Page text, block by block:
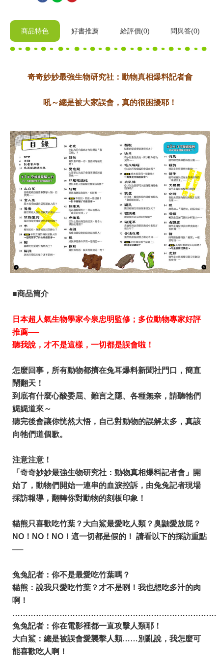
商品特色 好書推薦 給評價(0) 問與答(0)
奇奇妙妙最強生物研究社：動物真相爆料記者會
​吼～總是被大家誤會，真的很困擾耶！
■商品簡介
日本超人氣生物學家今泉忠明監修；多位動物專家好評
推薦──
聽我說，才不是這樣，一切都是誤會啦！
怎麼回事，所有動物都擠在兔耳爆料新聞社門口，簡直
鬧翻天！
到底有什麼心酸委屈、難言之隱、各種無奈，請聽牠們
娓娓道來～
聽完後會讓你恍然大悟，自己對動物的誤解太多，真該
向牠們道個歉。
注意注意！
「奇奇妙妙最強生物研究社：動物真相爆料記者會」開
始了，動物們開始一連串的血淚控訴，由兔兔記者現場
採訪報導，翻轉你對動物的刻板印象！
貓熊只喜歡吃竹葉？大白鯊最愛吃人類？臭鼬愛放屁？
NO！NO！NO！這一切都是假的！ 請看以下的採訪重點
──
兔兔記者：你不是最愛吃竹葉嗎？
貓熊：說我只愛吃竹葉？才不是咧！我也想吃多汁的肉
啊！
……………………………………………………………………
兔兔記者：你在電影裡都一直攻擊人類耶！
大白鯊：總是被誤會愛襲擊人類……別亂說，我怎麼可
能喜歡吃人啊！